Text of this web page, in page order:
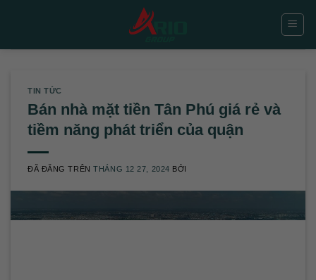
TIN TỨC
Bán nhà mặt tiền Tân Phú giá rẻ và
tiềm năng phát triển của quận
ĐÃ ĐĂNG TRÊNTHÁNG 12 27, 2024 BỞI